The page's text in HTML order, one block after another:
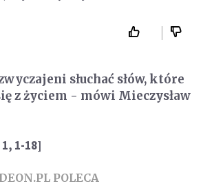
słuchać słów, które
z życiem - mówi Mieczysław
1-18]
POLECA